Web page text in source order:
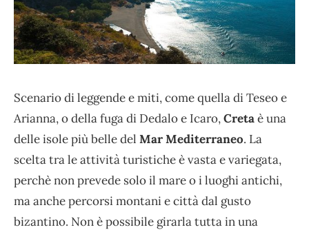
Scenario di leggende e miti, come quella di Teseo e
Arianna, o della fuga di Dedalo e Icaro,Cretaè una
delle isole più belle del Mar Mediterraneo. La
scelta tra le attività turistiche è vasta e variegata,
perchè non prevede solo il mare o i luoghi antichi,
ma anche percorsi montani e città dal gusto
bizantino. Non è possibile girarla tutta in una